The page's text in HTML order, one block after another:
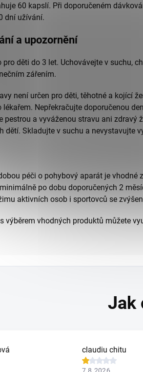
60 kapslí. Při doporučeném
dní užívání.
a upozornění
pro děti do 3 let. Uchovávejte v suchu,
zářením.
není určen pro děti, těhotné a kojící
lékařem. Nepřekračujte doporučenou
pestrou a vyváženou stravu ani zdravý
dětí. Skladujte v suchu a nevystavujte
péči o pohybový aparát je vhodné
po dobu doporučených 2
aktivních osob i sportovců se
výběrem vhodných produktů můžete
claudiu chitu